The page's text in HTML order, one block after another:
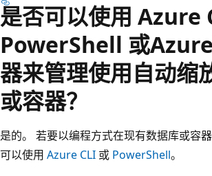
是否可以使用 Azure
PowerShell 或
器来管理使用自动缩
或容器？
是的。 若要以编程方式在现有数据库或容器
可以使用 Azure CLI 或 PowerShell。